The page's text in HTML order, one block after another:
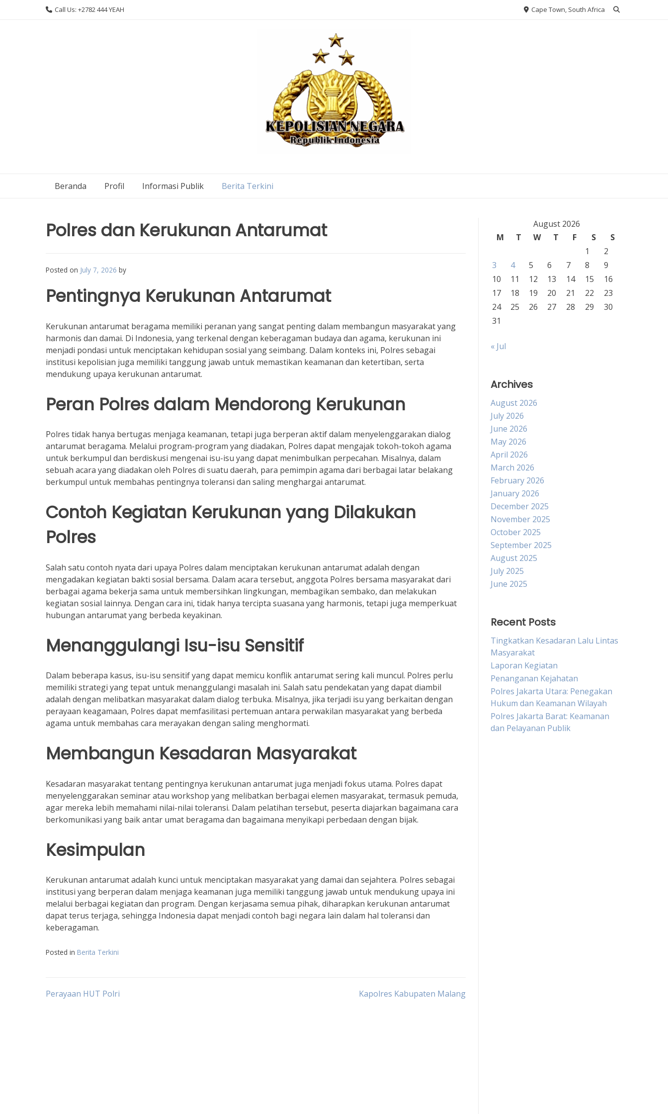
Call Us: +2782 444 YEAH Cape Town, South Africa
Beranda Profil Informasi Publik Berita Terkini
Polres dan Kerukunan Antarumat
Posted on July 7, 2026 by
Pentingnya Kerukunan Antarumat
Kerukunan antarumat beragama memiliki peranan yang sangat penting dalam membangun masyarakat yang
harmonis dan damai. Di Indonesia, yang terkenal dengan keberagaman budaya dan agama, kerukunan ini
menjadi pondasi untuk menciptakan kehidupan sosial yang seimbang. Dalam konteks ini, Polres sebagai
institusi kepolisian juga memiliki tanggung jawab untuk memastikan keamanan dan ketertiban, serta
mendukung upaya kerukunan antarumat.
Peran Polres dalam Mendorong Kerukunan
Polres tidak hanya bertugas menjaga keamanan, tetapi juga berperan aktif dalam menyelenggarakan dialog
antarumat beragama. Melalui program-program yang diadakan, Polres dapat mengajak tokoh-tokoh agama
untuk berkumpul dan berdiskusi mengenai isu-isu yang dapat menimbulkan perpecahan. Misalnya, dalam
sebuah acara yang diadakan oleh Polres di suatu daerah, para pemimpin agama dari berbagai latar belakang
berkumpul untuk membahas pentingnya toleransi dan saling menghargai antarumat.
Contoh Kegiatan Kerukunan yang Dilakukan
Polres
Salah satu contoh nyata dari upaya Polres dalam menciptakan kerukunan antarumat adalah dengan
mengadakan kegiatan bakti sosial bersama. Dalam acara tersebut, anggota Polres bersama masyarakat dari
berbagai agama bekerja sama untuk membersihkan lingkungan, membagikan sembako, dan melakukan
kegiatan sosial lainnya. Dengan cara ini, tidak hanya tercipta suasana yang harmonis, tetapi juga memperkuat
hubungan antarumat yang berbeda keyakinan.
Menanggulangi Isu-isu Sensitif
Dalam beberapa kasus, isu-isu sensitif yang dapat memicu konflik antarumat sering kali muncul. Polres perlu
memiliki strategi yang tepat untuk menanggulangi masalah ini. Salah satu pendekatan yang dapat diambil
adalah dengan melibatkan masyarakat dalam dialog terbuka. Misalnya, jika terjadi isu yang berkaitan dengan
perayaan keagamaan, Polres dapat memfasilitasi pertemuan antara perwakilan masyarakat yang berbeda
agama untuk membahas cara merayakan dengan saling menghormati.
Membangun Kesadaran Masyarakat
Kesadaran masyarakat tentang pentingnya kerukunan antarumat juga menjadi fokus utama. Polres dapat
menyelenggarakan seminar atau workshop yang melibatkan berbagai elemen masyarakat, termasuk pemuda,
agar mereka lebih memahami nilai-nilai toleransi. Dalam pelatihan tersebut, peserta diajarkan bagaimana cara
berkomunikasi yang baik antar umat beragama dan bagaimana menyikapi perbedaan dengan bijak.
Kesimpulan
Kerukunan antarumat adalah kunci untuk menciptakan masyarakat yang damai dan sejahtera. Polres sebagai
institusi yang berperan dalam menjaga keamanan juga memiliki tanggung jawab untuk mendukung upaya ini
melalui berbagai kegiatan dan program. Dengan kerjasama semua pihak, diharapkan kerukunan antarumat
dapat terus terjaga, sehingga Indonesia dapat menjadi contoh bagi negara lain dalam hal toleransi dan
keberagaman.
Posted in Berita Terkini
Post
Perayaan HUT Polri Kapolres Kabupaten Malang
August 2026
M
T W T F S
S
1
2
3
4 5 6 7 8
9
10
11 12 13 14 15
16
17
18 19 20 21 22
23
24
25 26 27 28 29
30
31
« Jul
Archives
August 2026
July 2026
June 2026
May 2026
April 2026
March 2026
February 2026
January 2026
December 2025
November 2025
October 2025
September 2025
August 2025
July 2025
June 2025
Recent Posts
Tingkatkan Kesadaran Lalu Lintas
Masyarakat
Laporan Kegiatan
Penanganan Kejahatan
Polres Jakarta Utara: Penegakan
Hukum dan Keamanan Wilayah
Polres Jakarta Barat: Keamanan
dan Pelayanan Publik